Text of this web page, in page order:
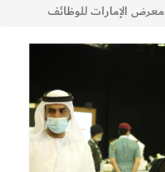
معرض الإمارات للوظائف